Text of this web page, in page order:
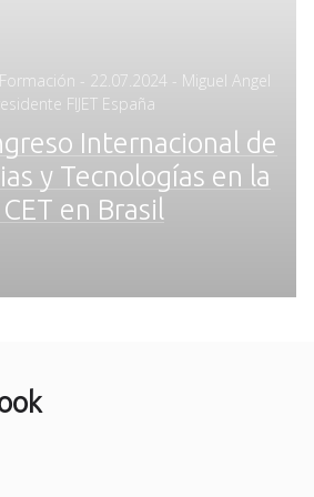
Formación - Posted
on
22.07.2024 - Miguel Angel
FIJET España
Internacional de
y Tecnologías en la
en Brasil